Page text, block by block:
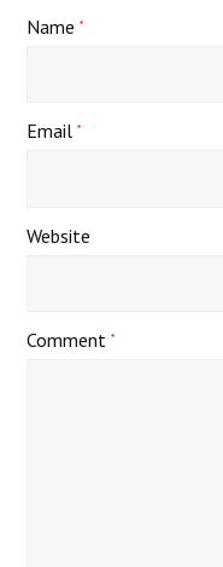
Name*
Email*
Website
Comment*